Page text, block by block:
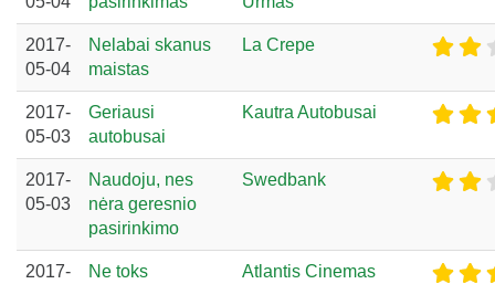
2017-
05-04
Nelabai skanus
maistas
La Crepe
2017-
05-03
Geriausi
autobusai
Kautra Autobusai
2017-
05-03
Naudoju, nes
nėra geresnio
pasirinkimo
Swedbank
2017-
Ne toks
Atlantis Cinemas